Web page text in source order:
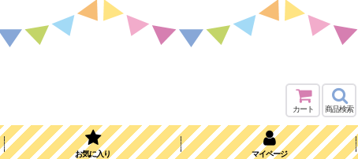
カート 商品検索
お気に入り マイページ